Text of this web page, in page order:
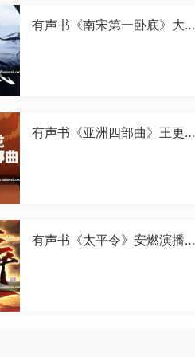
有声书《南宋第一卧底》大斌
有声书《亚洲四部曲》王更新
有声书《太平令》安燃演播